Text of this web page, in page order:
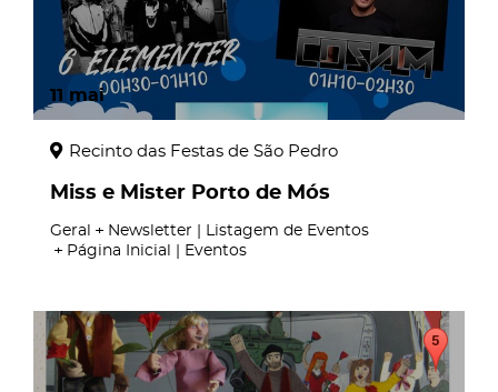
11 mai
Recinto das Festas de São Pedro
Miss e Mister Porto de Mós
Geral
Newsletter | Listagem de Eventos
Página Inicial | Eventos